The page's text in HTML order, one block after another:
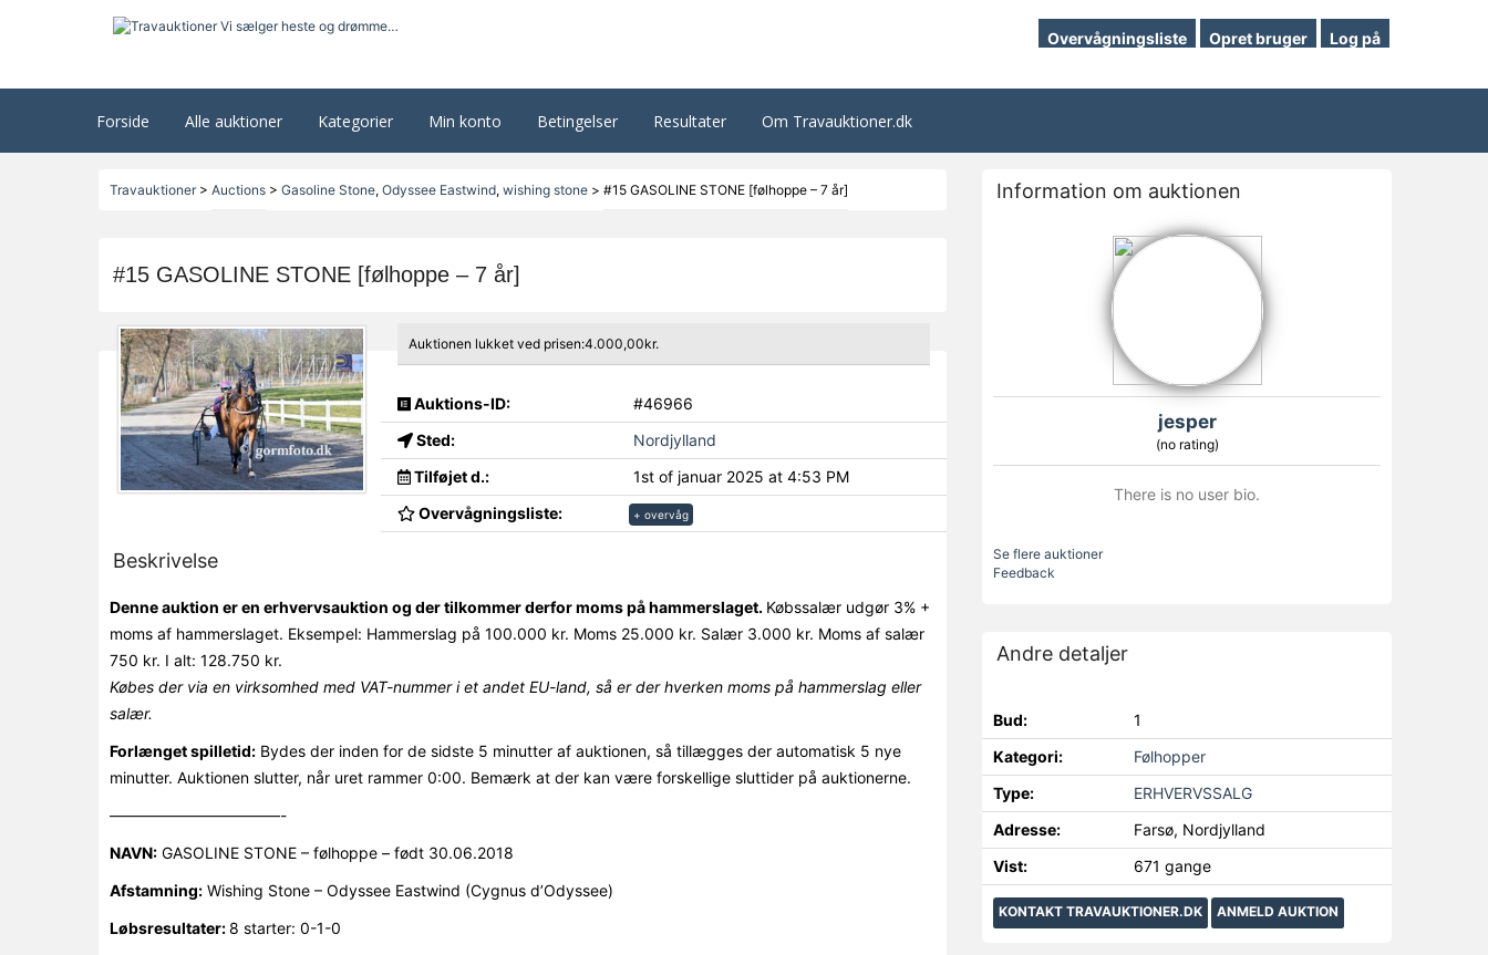
Overvågningsliste Opret bruger Log på
Forside Alle auktioner Kategorier Min konto Betingelser Resultater Om Travauktioner.dk
Travauktioner> Auctions> Gasoline Stone, Odyssee Eastwind, wishing stone> #15 GASOLINE STONE [følhoppe – 7 år]
#15 GASOLINE STONE [følhoppe – 7 år]
Auktionen lukket ved prisen:4.000,00kr.
Auktions-ID:
#46966
Sted:
Nordjylland
Tilføjet d.:
1st of januar 2025 at 4:53 PM
Overvågningsliste:
+ overvåg
Beskrivelse
Denne auktion er en erhvervsauktion og der tilkommer derfor moms på hammerslaget. Købssalær udgør 3% +
moms af hammerslaget. Eksempel: Hammerslag på 100.000 kr. Moms 25.000 kr. Salær 3.000 kr. Moms af salær
750 kr. I alt: 128.750 kr.
Købes der via en virksomhed med VAT-nummer i et andet EU-land, så er der hverken moms på hammerslag eller
salær.
Forlænget spilletid:Bydes der inden for de sidste 5 minutter af auktionen, så tillægges der automatisk 5 nye
minutter. Auktionen slutter, når uret rammer 0:00. Bemærk at der kan være forskellige sluttider på auktionerne.
———————————-
NAVN:GASOLINE STONE – følhoppe – født 30.06.2018
Afstamning:Wishing Stone – Odyssee Eastwind (Cygnus d’Odyssee)
Løbsresultater:8 starter: 0-1-0
Information om auktionen
jesper
(no rating)
There is no user bio.
Se flere auktioner
Feedback
Andre detaljer
Bud:
1
Kategori:
Følhopper
Type:
ERHVERVSSALG
Adresse:
Farsø, Nordjylland
Vist:
671 gange
KONTAKT TRAVAUKTIONER.DK ANMELD AUKTION